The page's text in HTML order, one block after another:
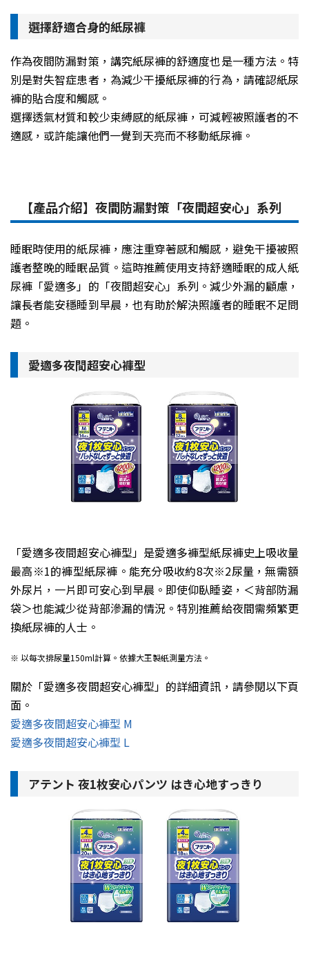
選擇舒適合身的紙尿褲
作為夜間防漏對策，講究紙尿褲的舒適度也是一種方法。特
別是對失智症患者，為減少干擾紙尿褲的行為，請確認紙尿
褲的貼合度和觸感。
選擇透氣材質和較少束縛感的紙尿褲，可減輕被照護者的不
適感，或許能讓他們一覺到天亮而不移動紙尿褲。
【產品介紹】夜間防漏對策「夜間超安心」系列
睡眠時使用的紙尿褲，應注重穿著感和觸感，避免干擾被照
護者整晚的睡眠品質。這時推薦使用支持舒適睡眠的成人紙
尿褲「愛適多」的「夜間超安心」系列。減少外漏的顧慮，
讓長者能安穩睡到早晨，也有助於解決照護者的睡眠不足問
題。
愛適多夜間超安心褲型
「愛適多夜間超安心褲型」是愛適多褲型紙尿褲史上吸收量
最高※1的褲型紙尿褲。能充分吸收約8次※2尿量，無需額
外尿片，一片即可安心到早晨。即使仰臥睡姿，＜背部防漏
袋＞也能減少從背部滲漏的情況。特別推薦給夜間需頻繁更
換紙尿褲的人士。
※ 以每次排尿量150ml計算。依據大王製紙測量方法。
關於「愛適多夜間超安心褲型」的詳細資訊，請參閱以下頁
面。
愛適多夜間超安心褲型 M
愛適多夜間超安心褲型 L
アテント 夜1枚安心パンツ はき心地すっきり